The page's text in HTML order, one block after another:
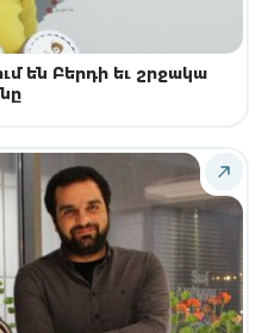
են Բերդի եւ շրջակա